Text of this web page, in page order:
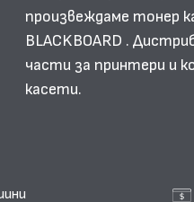
произвеждаме тонер
BLACKBOARD .
части за принтери и
касети.